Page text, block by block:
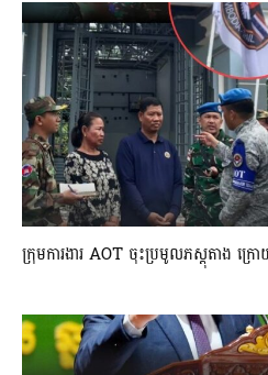
ក្រុមការងារ AOT ចុះប្រមូលភស្តុតាង ក្រ